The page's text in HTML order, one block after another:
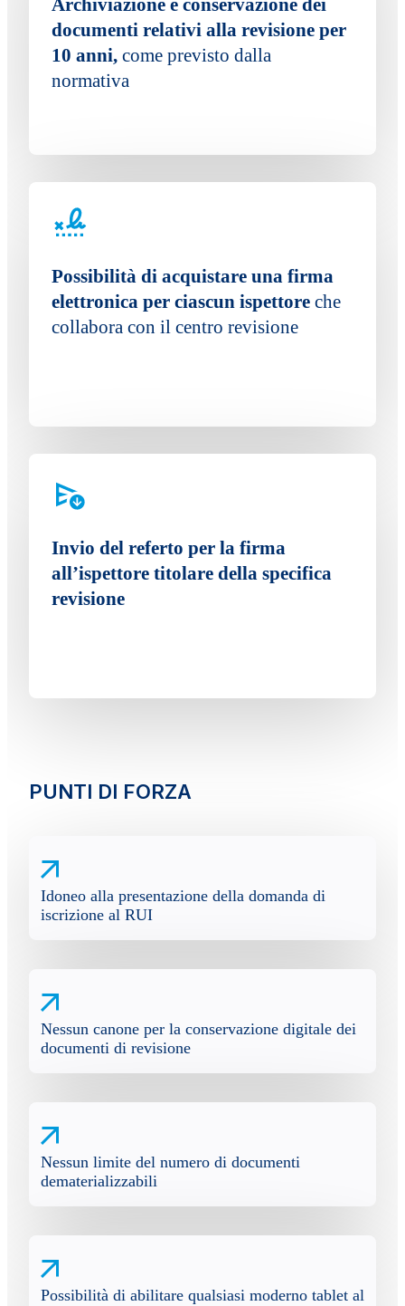
Archiviazione e conservazione dei
documenti relativi alla revisione per
10 anni, come previsto dalla
normativa
Possibilità di acquistare una firma
elettronica per ciascun ispettore che
collabora con il centro revisione
Invio del referto per la firma
all’ispettore titolare della specifica
revisione
PUNTI DI FORZA
Idoneo alla presentazione della domanda di
iscrizione al RUI
Nessun canone per la conservazione digitale dei
documenti di revisione
Nessun limite del numero di documenti
dematerializzabili
Possibilità di abilitare qualsiasi moderno tablet al